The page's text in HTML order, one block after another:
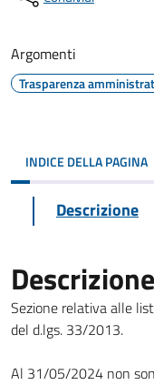
Argomenti
Trasparenza
INDICE DELLA PAGINA
Descrizione
Descrizione
Sezione relativa alle
del d.lgs. 33/2013.
Al 31/05/2024 non